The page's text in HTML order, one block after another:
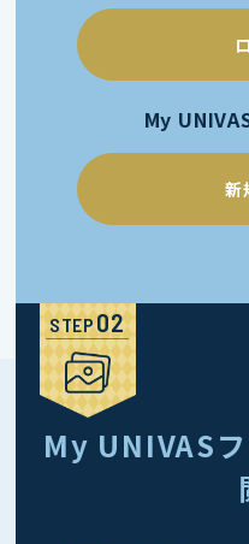
My
新
STEP
My UNIVAS